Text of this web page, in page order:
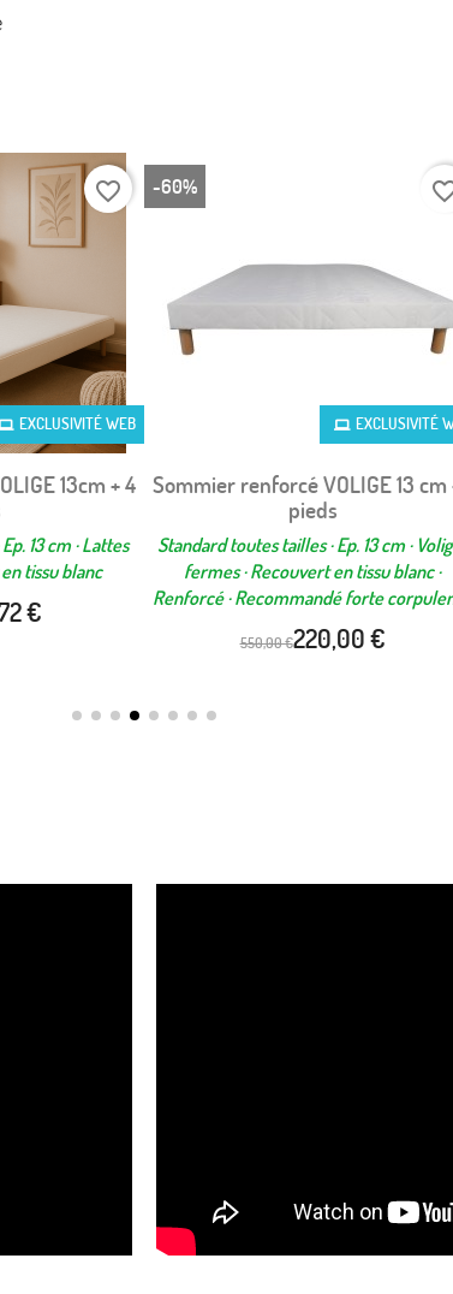
13cm + 4
13 cm · Lattes
tissu blanc
€
EXCLUSIVITÉ WEB
favorite_border
Aperçu rapide
Sommier renforcé VOLIGE 13 cm
pieds
Standard toutes tailles · Ep. 13 cm ·
fermes · Recouvert en tissu blanc ·
Renforcé · Recommandé forte
550,00 €220,00 €
EXCLUSIVITÉ
-60%